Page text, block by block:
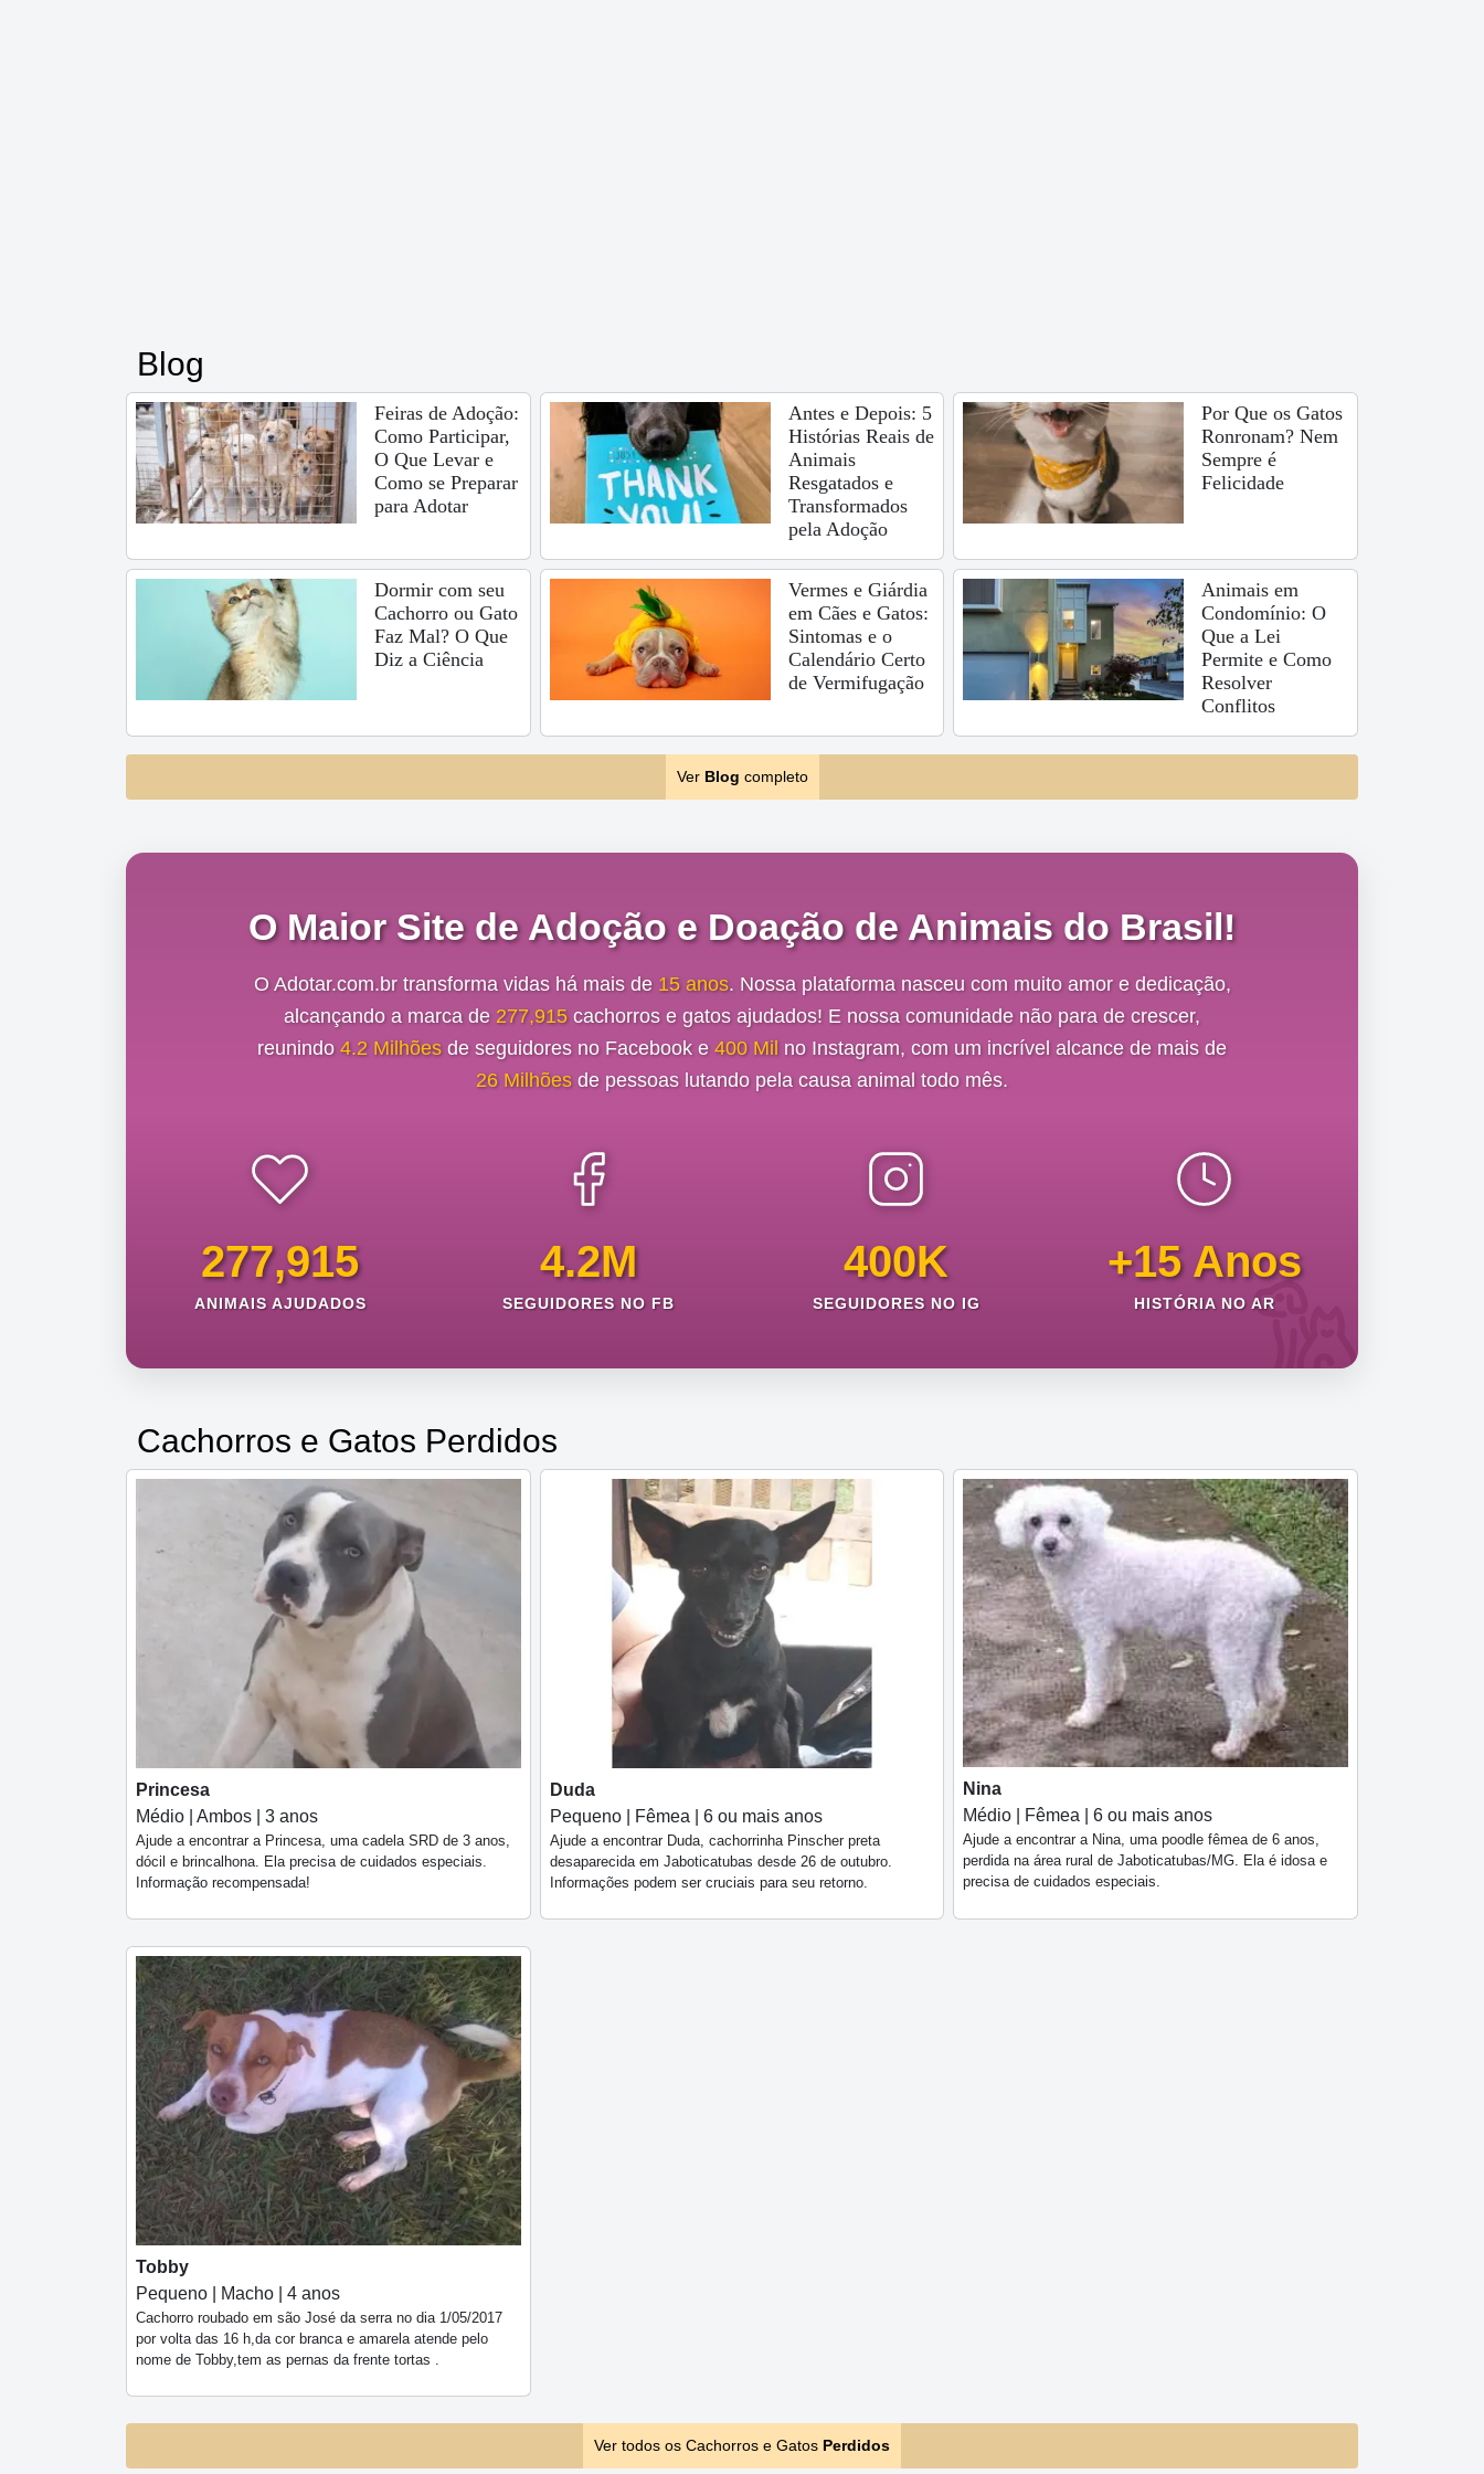
Blog
Feiras de Adoção:
Como Participar,
O Que Levar e
Como se Preparar
para Adotar
Antes e Depois: 5
Histórias Reais de
Animais
Resgatados e
Transformados
pela Adoção
Por Que os Gatos
Ronronam? Nem
Sempre é
Felicidade
Dormir com seu
Cachorro ou Gato
Faz Mal? O Que
Diz a Ciência
Vermes e Giárdia
em Cães e Gatos:
Sintomas e o
Calendário Certo
de Vermifugação
Animais em
Condomínio: O
Que a Lei
Permite e Como
Resolver
Conflitos
Ver Blog completo
O Maior Site de Adoção e Doação de Animais do Brasil!
O Adotar.com.br transforma vidas há mais de 15 anos. Nossa plataforma nasceu com muito amor e dedicação,
alcançando a marca de 277,915cachorros e gatos ajudados! E nossa comunidade não para de crescer,
reunindo 4.2 Milhõesde seguidores no Facebook e 400 Mil no Instagram, com um incrível alcance de mais de
26 Milhõesde pessoas lutando pela causa animal todo mês.
277,915
ANIMAIS AJUDADOS
4.2M
SEGUIDORES NO FB
400K
SEGUIDORES NO IG
+15 Anos
HISTÓRIA NO AR
Cachorros e Gatos Perdidos
Princesa
Médio | Ambos | 3 anos
Ajude a encontrar a Princesa, uma cadela SRD de 3 anos,
dócil e brincalhona. Ela precisa de cuidados especiais.
Informação recompensada!
Duda
Pequeno | Fêmea | 6 ou mais anos
Ajude a encontrar Duda, cachorrinha Pinscher preta
desaparecida em Jaboticatubas desde 26 de outubro.
Informações podem ser cruciais para seu retorno.
Nina
Médio | Fêmea | 6 ou mais anos
Ajude a encontrar a Nina, uma poodle fêmea de 6 anos,
perdida na área rural de Jaboticatubas/MG. Ela é idosa e
precisa de cuidados especiais.
Tobby
Pequeno | Macho | 4 anos
Cachorro roubado em são José da serra no dia 1/05/2017
por volta das 16 h,da cor branca e amarela atende pelo
nome de Tobby,tem as pernas da frente tortas .
Ver todos os Cachorros e Gatos Perdidos